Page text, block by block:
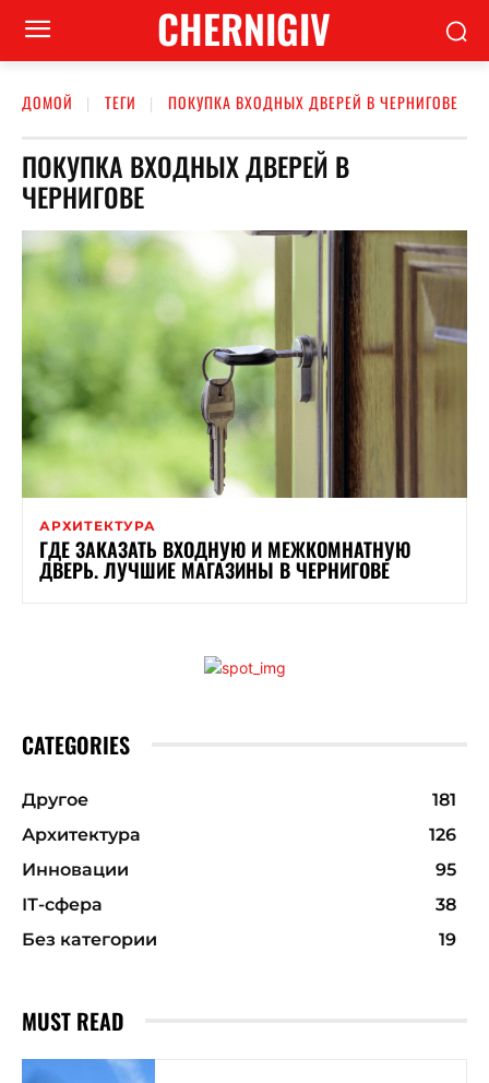
CHERNIGIV
ДОМОЙ ТЕГИ ПОКУПКА ВХОДНЫХ ДВЕРЕЙ В ЧЕРНИГОВЕ
ПОКУПКА ВХОДНЫХ ДВЕРЕЙ В
ЧЕРНИГОВЕ
АРХИТЕКТУРА
ГДЕ ЗАКАЗАТЬ ВХОДНУЮ И МЕЖКОМНАТНУЮ
ДВЕРЬ. ЛУЧШИЕ МАГАЗИНЫ В ЧЕРНИГОВЕ
CATEGORIES
Другое
181
Архитектура
126
Инновации
95
ІТ-сфера
38
Без категории
19
MUST READ